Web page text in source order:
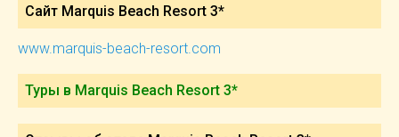
Сайт Marquis Beach Resort 3*
www.marquis-beach-resort.com
Туры в Marquis Beach Resort 3*